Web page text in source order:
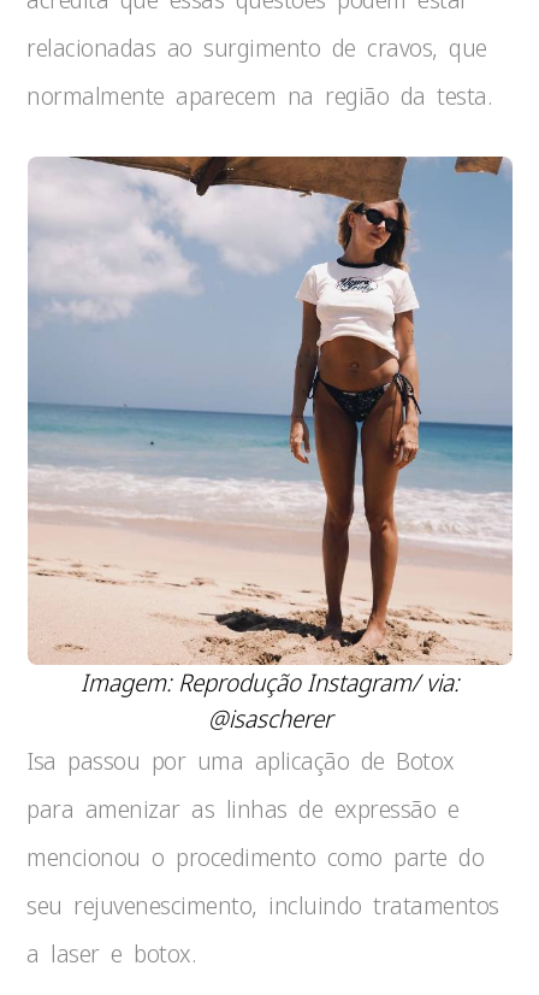
relacionadas ao surgimento de cravos, que
normalmente aparecem na região da testa.
Imagem: Reprodução Instagram/ via:
@isascherer
Isa passou por uma aplicação de Botox
para amenizar as linhas de expressão e
mencionou o procedimento como parte do
seu rejuvenescimento, incluindo tratamentos
a laser e botox.